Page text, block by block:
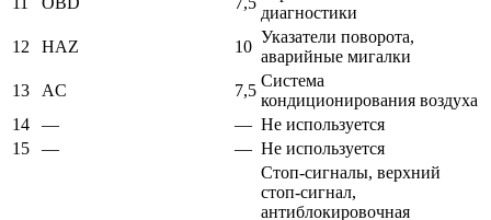
диагностики
12
HAZ 10
Указатели поворота,
аварийные мигалки
13
AC 7,5
Система
кондиционирования воздуха
14
— — Не используется
15
— — Не используется
Стоп-сигналы, верхний
стоп-сигнал,
антиблокировочная